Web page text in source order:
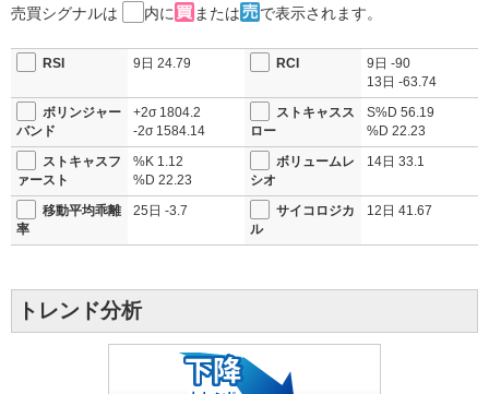
売買シグナルは
内に または で表示されます。
RSI 9日 24.79 RCI 9日 -90
13日 -63.74
ボリンジャー
バンド
+2σ 1804.2
-2σ 1584.14
ストキャスス
ロー
S%D 56.19
%D 22.23
ストキャスフ
ァースト
%K 1.12
%D 22.23
ボリュームレ
シオ
14日 33.1
移動平均乖離
率
25日 -3.7
サイコロジカ
ル
12日 41.67
トレンド分析